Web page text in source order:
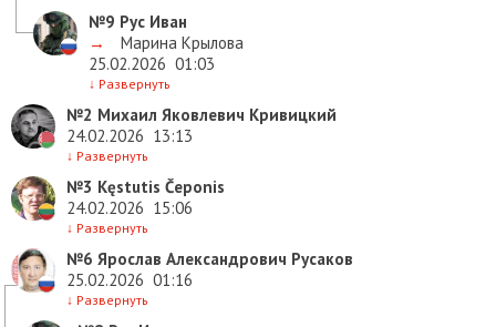
№9 Рус Иван
→
Марина Крылова
25.02.2026 01:03
↓ Развернуть
№2 Михаил Яковлевич Кривицкий
24.02.2026 13:13
↓ Развернуть
№3 Kęstutis Čeponis
24.02.2026 15:06
↓ Развернуть
№6 Ярослав Александрович Русаков
25.02.2026 01:16
↓ Развернуть